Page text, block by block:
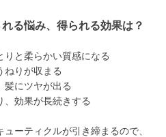
る悩み、得られる効果は？
りと柔らかい質感になる
ねりが収まる
髪にツヤが出る
、効果が長続きする
ーティクルが引き締まるので、